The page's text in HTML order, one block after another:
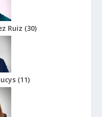
Ruiz (30)
(11)